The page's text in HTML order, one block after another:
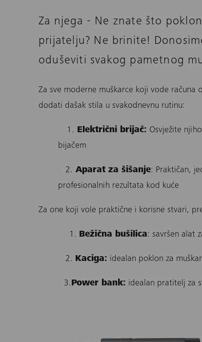
Za njega - Ne znate što
prijatelju? Ne brinite!
oduševiti svakog pametnog
Za sve moderne muškarce koji vode računa
dodati dašak stila u svakodnevnu rutinu:
1. Električni brijač: Osvježite
bijačem
2. Aparat za šišanje: Praktičan,
profesionalnih rezultata kod kuće
Za one koji vole praktične i korisne stvari,
1. Bežična bušilica: savršen alat
2. Kaciga: idealan poklon za
3.Power bank: idealan pratitelj za